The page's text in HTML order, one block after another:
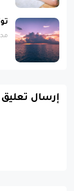
إرسال تعليق